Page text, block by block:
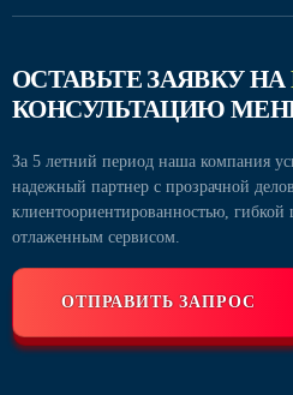
ОСТАВЬТЕ ЗАЯВКУ НА
КОНСУЛЬТАЦИЮ
За 5 летний период наша компания
надежный партнер с прозрачной
клиентоориентированностью,
отлаженным сервисом.
ОТПРАВИТЬ ЗАПРОС